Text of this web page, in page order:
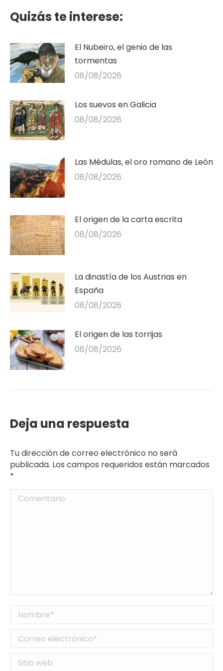
Quizás te interese:
El Nubeiro, el genio de las
tormentas
08/08/2026
Los suevos en Galicia
08/08/2026
Las Médulas, el oro romano de León
08/08/2026
El origen de la carta escrita
08/08/2026
La dinastía de los Austrias en
España
08/08/2026
El origen de las torrijas
08/08/2026
Deja una respuesta
Tu dirección de correo electrónico no será
publicada. Los campos requeridos están marcados
*
Comentario
Nombre *
Correo electrónico *
Sitio web